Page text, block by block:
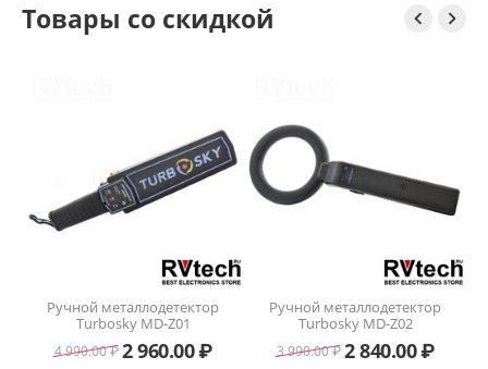
Товары со скидкой  
Ручной металлодетектор
Turbosky MD-Z01
4 990.00₽2 960.00₽
Ручной металлодетектор
Turbosky MD-Z02
3 990.00₽2 840.00₽